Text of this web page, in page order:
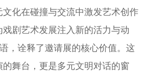
化在碰撞与交流中激发艺术创作
剧艺术发展注入新的活力与动
，诠释了邀请展的核心价值。这
舞台，更是多元文明对话的窗